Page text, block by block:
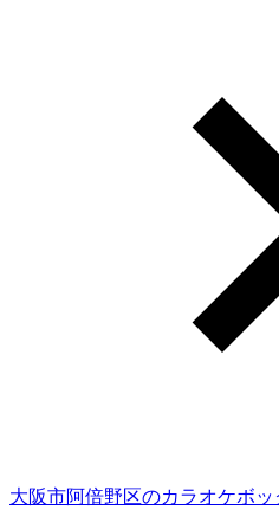
大阪市阿倍野区のカラオケボッ